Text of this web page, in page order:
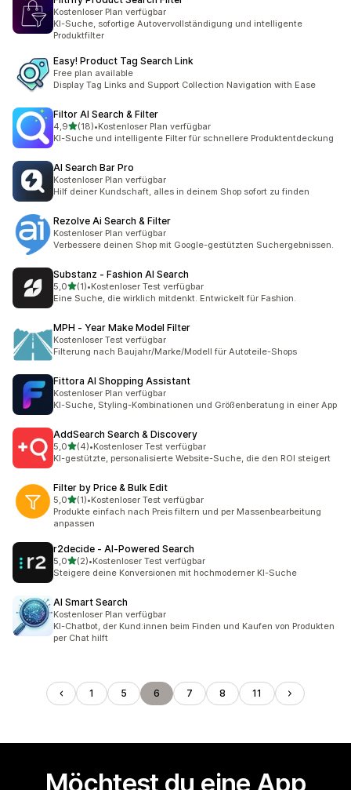
Kostenloser Plan verfügbar
KI-Suche, sofortige Autovervollständigung und intelligente
Produktfilter
Easy! Product Tag Search Link
Free plan available
Display Tag Links and Support Collection Navigation with Ease
Filtor AI Search & Filter
4,9von 5 Sternen
(18)
18 Rezensionen insgesamt
•Kostenloser Plan verfügbar
KI-Suche und intelligente Filter für schnellere Produktentdeckung
AI Search Bar Pro
Kostenloser Plan verfügbar
Hilf deiner Kundschaft, alles in deinem Shop sofort zu finden
Rezolve Ai Search & Filter
Kostenloser Plan verfügbar
Verbessere deinen Shop mit Google-gestützten Suchergebnissen.
Substanz ‑ Fashion AI Search
5,0von 5 Sternen
(1)
1 Rezensionen insgesamt
•Kostenloser Test verfügbar
Eine Suche, die wirklich mitdenkt. Entwickelt für Fashion.
MPH ‑ Year Make Model Filter
Kostenloser Test verfügbar
Filterung nach Baujahr/Marke/Modell für Autoteile-Shops
Fittora AI Shopping Assistant
Kostenloser Plan verfügbar
KI-Suche, Styling-Kombinationen und Größenberatung in einer App
AddSearch Search & Discovery
5,0von 5 Sternen
(4)
4 Rezensionen insgesamt
•Kostenloser Test verfügbar
KI-gestützte, personalisierte Website-Suche, die den ROI steigert
Filter by Price & Bulk Edit
5,0von 5 Sternen
(1)
1 Rezensionen insgesamt
•Kostenloser Test verfügbar
Produkte einfach nach Preis filtern und per Massenbearbeitung
anpassen
r2decide ‑ AI‑Powered Search
5,0von 5 Sternen
(2)
2 Rezensionen insgesamt
•Kostenloser Test verfügbar
Steigere deine Konversionen mit hochmoderner KI-Suche
AI Smart Search
Kostenloser Plan verfügbar
KI-Chatbot, der Kund:innen beim Finden und Kaufen von Produkten
per Chat hilft
1 5 6 7 8 11
Möchtest du eine App